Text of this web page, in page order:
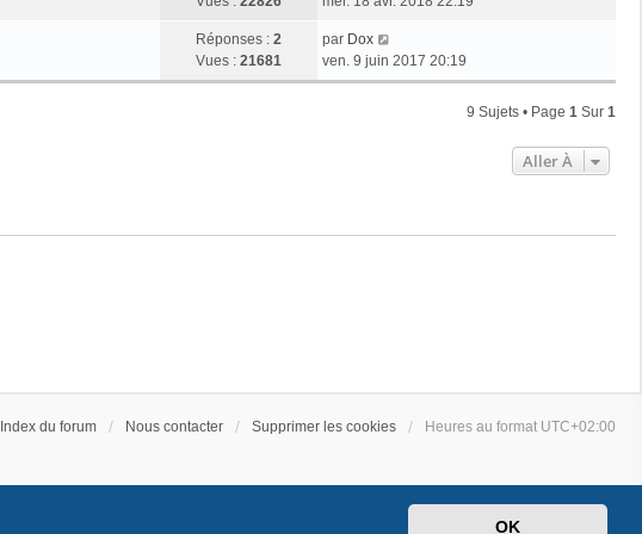
OK
Réponses : 2
Vues : 21681
par Dox
ven. 9 juin 2017 20:19
9 Sujets • Page 1 Sur 1
Aller À
Index du forum Nous contacter Supprimer les cookies Heures au format UTC+02:00